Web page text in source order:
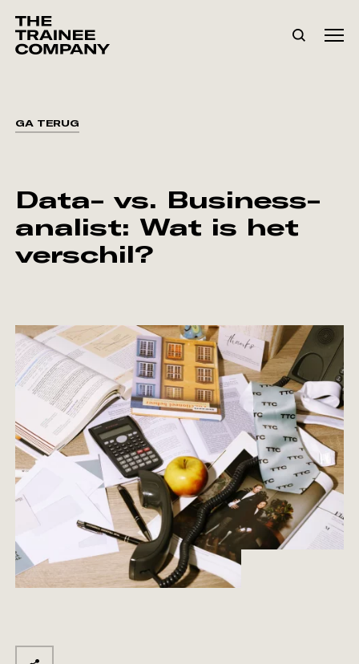
GA TERUG
Data- vs. Business-
analist: Wat is het
verschil?